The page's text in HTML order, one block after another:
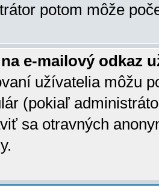
potom môže
e-mailový odkaz
užívatelia môžu
(pokiaľ
sa otravných